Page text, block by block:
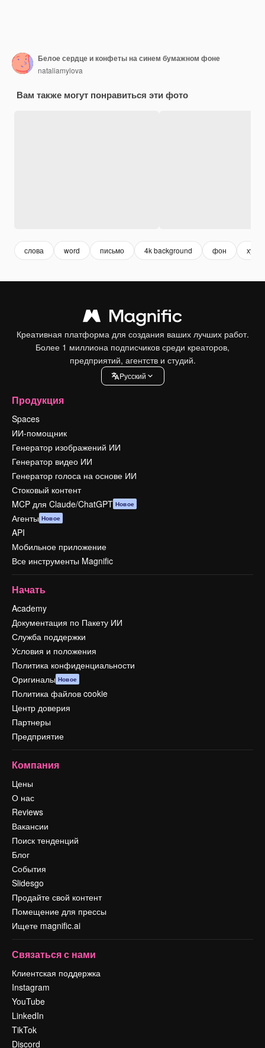
Белое сердце и конфеты на синем бумажном фоне
nataliamylova
Вам также могут понравиться эти фото
слова word письмо 4k background фон
Креативная платформа для создания ваших лучших работ.
Более 1 миллиона подписчиков среди креаторов,
предприятий, агентств и студий.
Pусский
Продукция
Spaces
ИИ-помощник
Генератор изображений ИИ
Генератор видео ИИ
Генератор голоса на основе ИИ
Стоковый контент
MCP для Claude/ChatGPT Новое
Агенты Новое
API
Мобильное приложение
Все инструменты Magnific
Начать
Academy
Документация по Пакету ИИ
Служба поддержки
Условия и положения
Политика конфиденциальности
Оригиналы Новое
Политика файлов cookie
Центр доверия
Партнеры
Предприятие
Компания
Цены
О нас
Reviews
Вакансии
Поиск тенденций
Блог
События
Slidesgo
Продайте свой контент
Помещение для прессы
Ищете magnific.ai
Связаться с нами
Клиентская поддержка
Instagram
YouTube
LinkedIn
TikTok
Discord